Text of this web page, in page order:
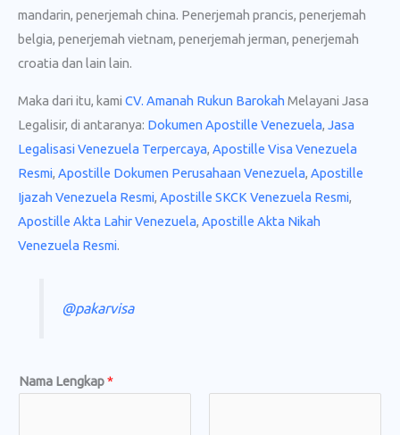
mandarin, penerjemah china. Penerjemah prancis, penerjemah
belgia, penerjemah vietnam, penerjemah jerman, penerjemah
croatia dan lain lain.
Maka dari itu, kami CV. Amanah Rukun Barokah Melayani Jasa
Legalisir, di antaranya: Dokumen Apostille Venezuela, Jasa
Legalisasi Venezuela Terpercaya, Apostille Visa Venezuela
Resmi, Apostille Dokumen Perusahaan Venezuela, Apostille
Ijazah Venezuela Resmi, Apostille SKCK Venezuela Resmi,
Apostille Akta Lahir Venezuela, Apostille Akta Nikah
Venezuela Resmi.
@pakarvisa
E
Nama Lengkap*